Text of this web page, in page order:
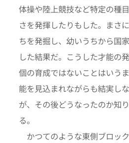
体操や陸上競技など特定の種
さを発揮したりもした。まさ
ちを発掘し、幼いうちから国
した結果だ。こうした才能の
個の育成ではないことはいう
能を見込まれながらも結実し
が、その後どうなったのか知
る。
かつてのような東側ブロッ